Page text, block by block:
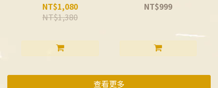
NT$1,080
NT$1,380
NT$999
查看更多